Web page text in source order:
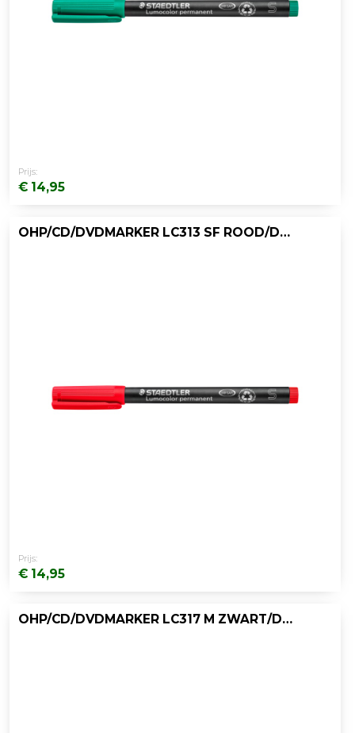
Prijs:
€ 14,95
OHP/CD/DVDMARKER LC313 SF ROOD/DOOS 10
Prijs:
€ 14,95
OHP/CD/DVDMARKER LC317 M ZWART/DOOS 10